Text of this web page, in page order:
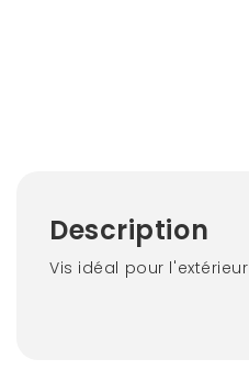
Description
Vis idéal pour l'extérieur